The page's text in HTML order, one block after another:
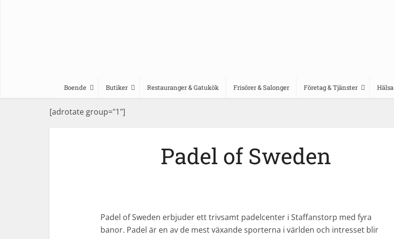
Boende Butiker Restauranger & Gatukök Frisörer & Salonger Företag & Tjänster Hälsa
[adrotate group="1"]
Padel of Sweden
Padel of Sweden erbjuder ett trivsamt padelcenter i Staffanstorp med fyra
banor. Padel är en av de mest växande sporterna i världen och intresset blir